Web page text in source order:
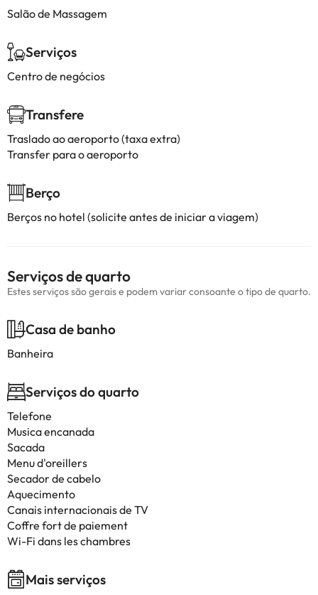
Salão de Massagem
Serviços
Centro de negócios
Transfere
Traslado ao aeroporto (taxa extra)
Transfer para o aeroporto
Berço
Berços no hotel (solicite antes de iniciar a viagem)
Serviços de quarto
Estes serviços são gerais e podem variar consoante o tipo de quarto.
Casa de banho
Banheira
Serviços do quarto
Telefone
Musica encanada
Sacada
Menu d'oreillers
Secador de cabelo
Aquecimento
Canais internacionais de TV
Coffre fort de paiement
Wi-Fi dans les chambres
Mais serviços